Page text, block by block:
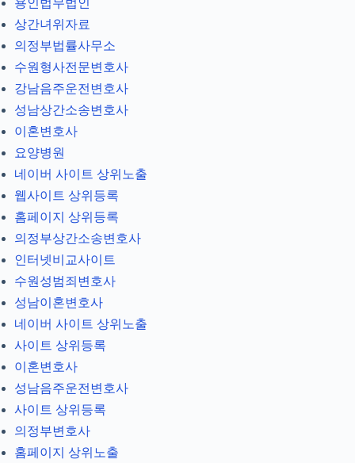
용인법무법인
상간녀위자료
의정부법률사무소
수원형사전문변호사
강남음주운전변호사
성남상간소송변호사
이혼변호사
요양병원
네이버 사이트 상위노출
웹사이트 상위등록
홈페이지 상위등록
의정부상간소송변호사
인터넷비교사이트
수원성범죄변호사
성남이혼변호사
네이버 사이트 상위노출
사이트 상위등록
이혼변호사
성남음주운전변호사
사이트 상위등록
의정부변호사
홈페이지 상위노출